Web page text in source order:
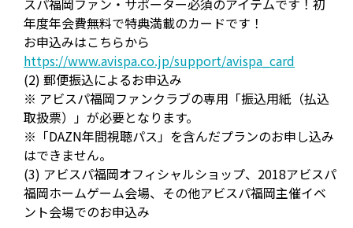
スパ福岡ファン・サポーター必須のアイテムです！初
年度年会費無料で特典満載のカードです！
お申込みはこちらから
https://www.avispa.co.jp/support/avispa_card
(2) 郵便振込によるお申込み
※ アビスパ福岡ファンクラブの専用「振込用紙（払込
取扱票）」が必要となります。
※「DAZN年間視聴パス」を含んだプランのお申し込み
はできません。
(3) アビスパ福岡オフィシャルショップ、2018アビスパ
福岡ホームゲーム会場、その他アビスパ福岡主催イベ
ント会場でのお申込み